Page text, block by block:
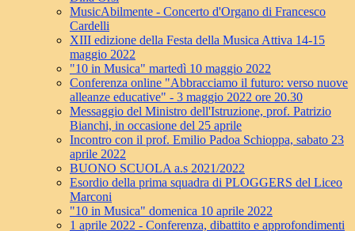
MusicAbilmente - Concerto d'Organo di Francesco
Cardelli
XIII edizione della Festa della Musica Attiva 14-15
maggio 2022
"10 in Musica" martedì 10 maggio 2022
Conferenza online "Abbracciamo il futuro: verso nuove
alleanze educative" - 3 maggio 2022 ore 20.30
Messaggio del Ministro dell'Istruzione, prof. Patrizio
Bianchi, in occasione del 25 aprile
Incontro con il prof. Emilio Padoa Schioppa, sabato 23
aprile 2022
BUONO SCUOLA a.s 2021/2022
Esordio della prima squadra di PLOGGERS del Liceo
Marconi
"10 in Musica" domenica 10 aprile 2022
1 aprile 2022 - Conferenza, dibattito e approfondimenti